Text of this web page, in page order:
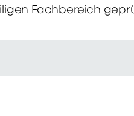
Fachbereich